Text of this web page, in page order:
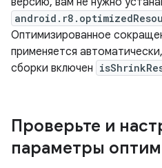
Оптимизированное
применяется
сборки включен
Проверьте и
параметры